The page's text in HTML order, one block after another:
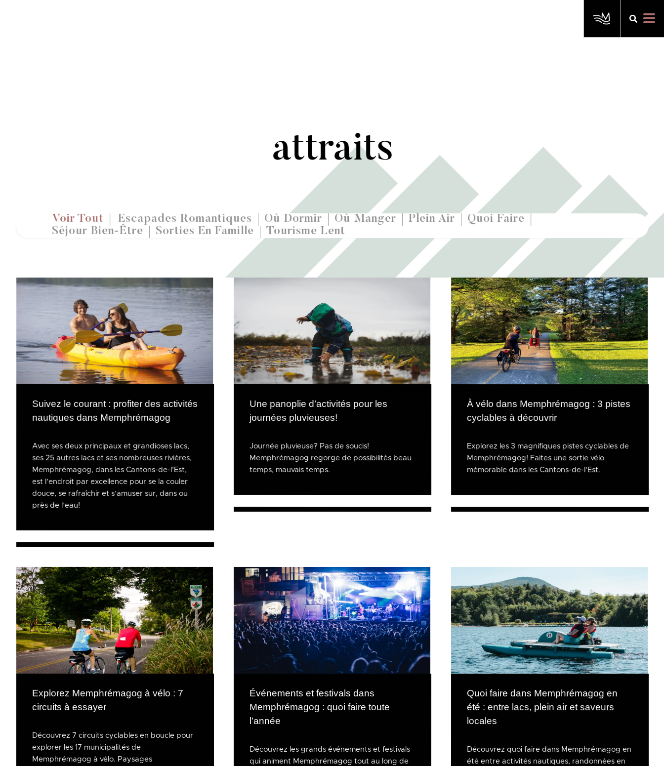
attraits
Voir Tout Escapades Romantiques Où Dormir Où Manger Plein Air Quoi Faire
Séjour Bien-Être Sorties En Famille Tourisme Lent
Suivez le courant : profiter des activités
nautiques dans Memphrémagog
Avec ses deux principaux et grandioses lacs,
ses 25 autres lacs et ses nombreuses rivières,
Memphrémagog, dans les Cantons-de-l’Est,
est l’endroit par excellence pour se la couler
douce, se rafraîchir et s’amuser sur, dans ou
près de l’eau!
Une panoplie d’activités pour les
journées pluvieuses!
Journée pluvieuse? Pas de soucis!
Memphrémagog regorge de possibilités beau
temps, mauvais temps.
À vélo dans Memphrémagog : 3 pistes
cyclables à découvrir
Explorez les 3 magnifiques pistes cyclables de
Memphrémagog! Faites une sortie vélo
mémorable dans les Cantons-de-l’Est.
Explorez Memphrémagog à vélo : 7
circuits à essayer
Découvrez 7 circuits cyclables en boucle pour
explorer les 17 municipalités de
Memphrémagog à vélo. Paysages
Événements et festivals dans
Memphrémagog : quoi faire toute
l’année
Découvrez les grands événements et festivals
qui animent Memphrémagog tout au long de
Quoi faire dans Memphrémagog en
été : entre lacs, plein air et saveurs
locales
Découvrez quoi faire dans Memphrémagog en
été entre activités nautiques, randonnées en